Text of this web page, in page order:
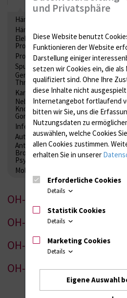
Hämatologie / Anämie
Hämoglobinelektrophorese
Elektrolyte, Enzyme, Substrate,
Proteine
Proteine
Lipide / Lipoproteine
Spurenelemente
Säuren-Basen-
Gerinnung / Gerinnungsaktivierung /
Thrombozytenfunktion /
Kardiale Marker
Tumormarker
Nebenniere / Niere;
Knochen; Hypophyse / Wachstum;
Gonaden / Zyklus / Sterilität
Infektionsserologie
Autoimmundiagnostik
Antibiotika, Zystostatika,
Bronchospasmolytika,
Psychpharmaka
Molekulare Diagnostik
OH-1
OH-2
OH-3
OH-4
und Privatsphäre
Diese Website benutzt
Funktionieren der Website
Darstellung einiger
setzen wir Cookies ein, die
qualifiziert sind. Ohne Ihre
diese Inhalte nicht
Internetangebot fortlaufend
bitten wir Sie, uns die
Nutzungsdaten zu
auswählen, welche Cookies
allen Cookies zustimmen.
erhalten Sie in unserer
Erforderliche Cookies
Details
Statistik Cookies
Details
Marketing Cookies
Details
Eigene Auswahl